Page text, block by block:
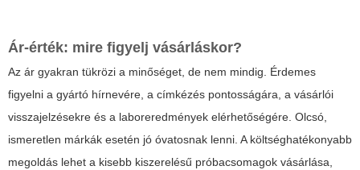
Ár-érték: mire figyelj vásárláskor?
Az ár gyakran tükrözi a minőséget, de nem mindig. Érdemes
figyelni a gyártó hírnevére, a címkézés pontosságára, a vásárlói
visszajelzésekre és a laboreredmények elérhetőségére. Olcsó,
ismeretlen márkák esetén jó óvatosnak lenni. A költséghatékonyabb
megoldás lehet a kisebb kiszerelésű próbacsomagok vásárlása,